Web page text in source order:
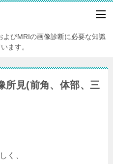
びMRIの画像診断に必要な知識
ます。
所見(前角、体部、三
く、